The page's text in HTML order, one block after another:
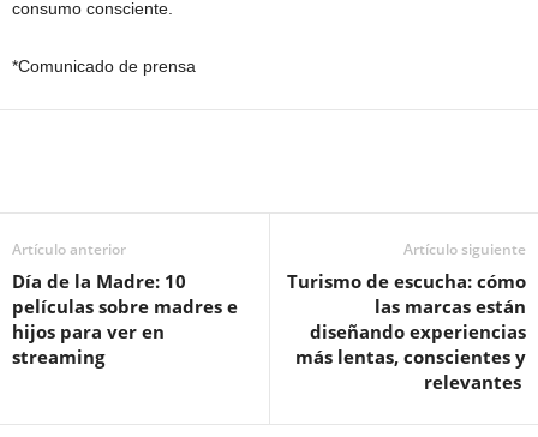
consumo consciente.
*Comunicado de prensa
Artículo anterior
Día de la Madre: 10
películas sobre madres e
hijos para ver en
streaming
Artículo siguiente
Turismo de escucha: cómo
las marcas están
diseñando experiencias
más lentas, conscientes y
relevantes ​